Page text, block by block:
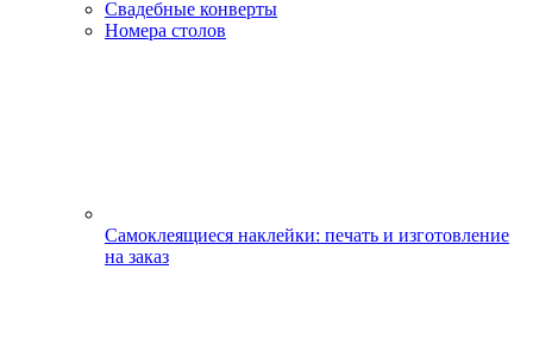
Свадебные конверты
Номера столов
Самоклеящиеся наклейки: печать и изготовление
на заказ